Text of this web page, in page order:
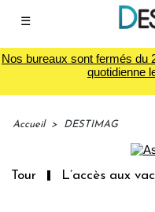
☰
Nos bureaux sont fermés du
quotidienne
Accueil > DESTIMAG
L’accès aux